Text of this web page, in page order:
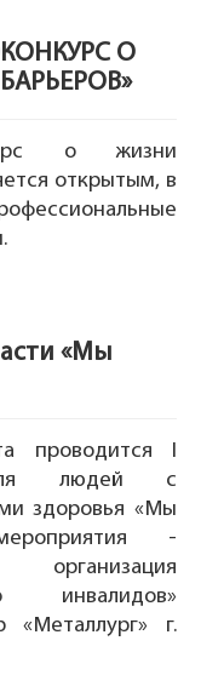
О
о жизни
открытым, в
«Мы
проводится I
людей с
здоровья «Мы
-
инвалидов»
«Металлург» г.